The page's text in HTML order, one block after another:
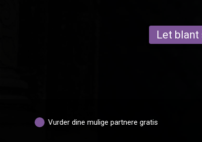
Let blant
Vurder dine mulige partnere gratis